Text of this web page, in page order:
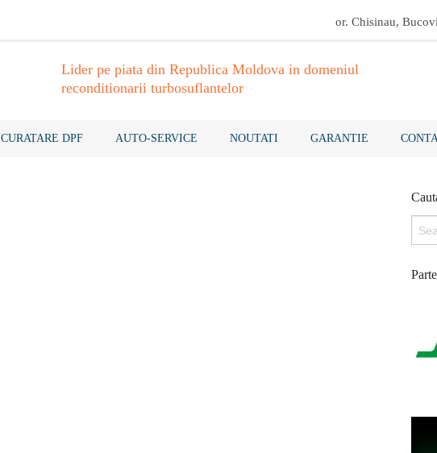
or. Chisinau,
Lider pe piata din Republica Moldova in domeniul
reconditionarii turbosuflantelor
CURATARE DPF AUTO-SERVICE NOUTATI GARANTIE